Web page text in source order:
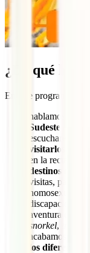
¿De qué
En este programa:
hablamos con
Sudeste
escucharemos
visitarlos.
en la recta final
destinos más
visitas, para
homosexuales,
discapacidad,
aventura e ir
snorkel,
acabamos
los diferentes